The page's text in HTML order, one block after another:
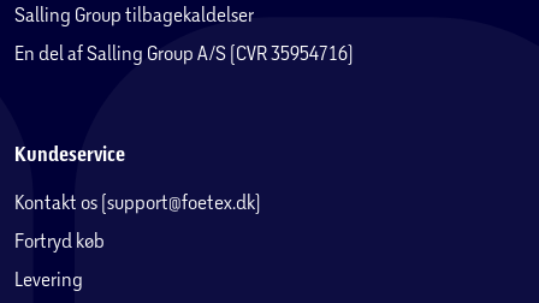
Salling Group tilbagekaldelser
En del af Salling Group A/S (CVR 35954716)
Kundeservice
Kontakt os (support@foetex.dk)
Fortryd køb
Levering